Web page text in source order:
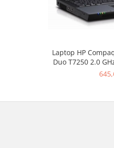
Laptop HP
Duo T7250 2.0
HDD SATA,